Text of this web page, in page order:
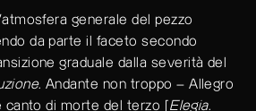
generale del pezzo
da parte il faceto secondo
graduale dalla severità del
. Andante non troppo – Allegro
di morte del terzo [ Elegia.